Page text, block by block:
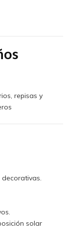
repisas y
solar